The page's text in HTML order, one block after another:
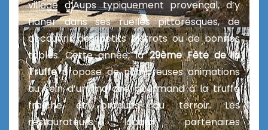
village d’Aups typiquement provençal, d’y
flâner dans ses ruelles pittoresques, de
découvrir des petits bistrots ou de bonnes
tables. Cette année, la29ème Fête de la
Truffepropose de nombreuses animations
au sein d’un marché gourmand à la truffe
fraîche etproduits du terroir.Les
restaurateurs locaux partenaires